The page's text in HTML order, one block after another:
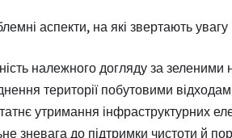
аспекти, на які звертають увагу
належного догляду за
території побутовими
утримання інфраструктурних
зневага до підтримки чистоти й